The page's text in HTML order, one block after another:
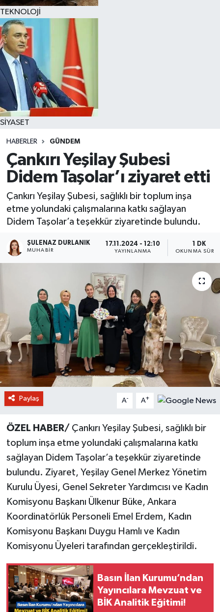
TEKNOLOJİ
SİYASET
HABERLER GÜNDEM
Çankırı Yeşilay Şubesi
Didem Taşolar’ı ziyaret etti
Çankırı Yeşilay Şubesi, sağlıklı bir toplum inşa
etme yolundaki çalışmalarına katkı sağlayan
Didem Taşolar’a teşekkür ziyaretinde bulundu.
ŞULENAZ DURLANIK
MUHABIR
17.11.2024 - 12:10
YAYINLANMA
1 DK
OKUNMA
Paylaş A- A+
ÖZEL HABER/ Çankırı Yeşilay Şubesi, sağlıklı bir
toplum inşa etme yolundaki çalışmalarına katkı
sağlayan Didem Taşolar’a teşekkür ziyaretinde
bulundu. Ziyaret, Yeşilay Genel Merkez Yönetim
Kurulu Üyesi, Genel Sekreter Yardımcısı ve Kadın
Komisyonu Başkanı Ülkenur Büke, Ankara
Koordinatörlük Personeli Emel Erdem, Kadın
Komisyonu Başkanı Duygu Hamlı ve Kadın
Komisyonu Üyeleri tarafından gerçekleştirildi.
Basın İlan Kurumu’ndan
Yayıncılara Mevzuat ve
BİK Analitik Eğitimi!